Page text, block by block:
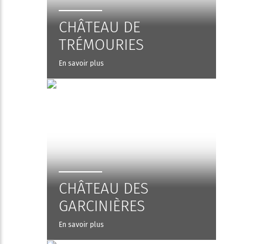
CHÂTEAU DE
TRÉMOURIES
En savoir plus
CHÂTEAU DES
GARCINIÈRES
En savoir plus